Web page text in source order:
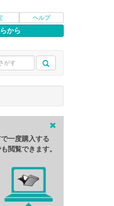
ヘルプ
から
一度購入する
閲覧できます。